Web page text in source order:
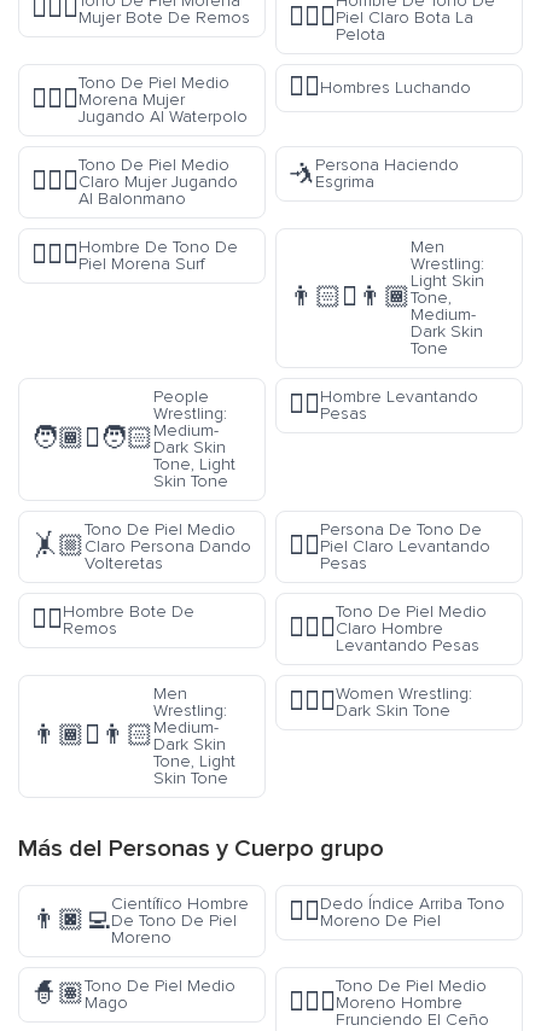
🚣🏿‍♀️Mujer Bote De Remos
⛹🏻‍♂️Piel Claro Bota La
Pelota
🤽🏾‍♀️
Tono De Piel Medio
Morena Mujer
Jugando Al Waterpolo
🤼‍♂️Hombres Luchando
🤾🏼‍♀️
Tono De Piel Medio
Claro Mujer Jugando
Al Balonmano
🤺Persona Haciendo
Esgrima
🏄🏿‍♂️Hombre De Tono De
Piel Morena Surf
👨🏻‍🫯‍👨🏾
Men
Wrestling:
Light Skin
Tone,
Medium-
Dark Skin
Tone
🧑🏾‍🫯‍🧑🏻
People
Wrestling:
Medium-
Dark Skin
Tone, Light
Skin Tone
🏋️‍♂️Hombre Levantando
Pesas
🤸🏼
Tono De Piel Medio
Claro Persona Dando
Volteretas
🏋🏻
Persona De Tono De
Piel Claro Levantando
Pesas
🚣‍♂️Hombre Bote De
Remos
🏋🏼‍♂️
Tono De Piel Medio
Claro Hombre
Levantando Pesas
👨🏾‍🫯‍👨🏻
Men
Wrestling:
Medium-
Dark Skin
Tone, Light
Skin Tone
🤼🏿‍♀️Women Wrestling:
Dark Skin Tone
Más del Personas y Cuerpo grupo
👨🏿‍💻
Científico Hombre
De Tono De Piel
Moreno
☝🏿Dedo Índice Arriba Tono
Moreno De Piel
🧙🏽Tono De Piel Medio
Mago
🙍🏾‍♂️
Tono De Piel Medio
Moreno Hombre
Frunciendo El Ceño